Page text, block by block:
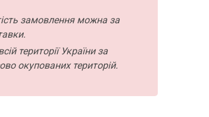
замовлення можна за
території України за
окупованих територій.